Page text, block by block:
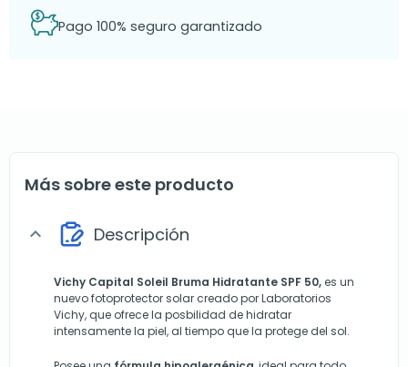
Pago 100% seguro garantizado
Más sobre este producto
expand_more Descripción
Vichy Capital Soleil Bruma Hidratante SPF 50,es un
nuevo fotoprotector solar creado por Laboratorios
Vichy, que ofrece la posbilidad de hidratar
intensamente la piel, al tiempo que la protege del sol.